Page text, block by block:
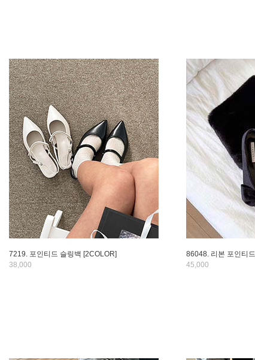
7219. 포인티드 슬링백 [2COLOR]
38,000
86048. 리본 포인티
45,000